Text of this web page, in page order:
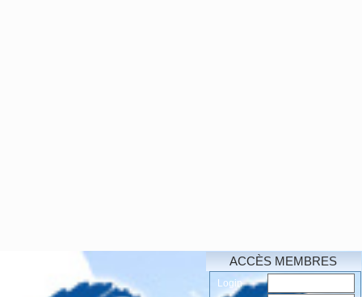
ACCÈS MEMBRES
Login